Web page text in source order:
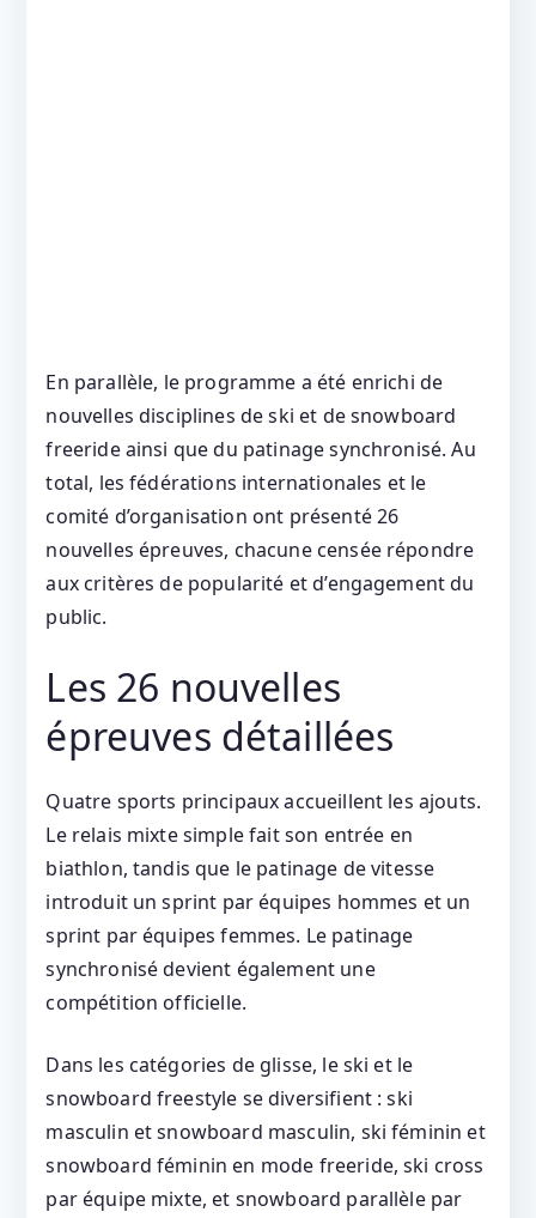
En parallèle, le programme a été enrichi de
nouvelles disciplines de ski et de snowboard
freeride ainsi que du patinage synchronisé. Au
total, les fédérations internationales et le
comité d’organisation ont présenté 26
nouvelles épreuves, chacune censée répondre
aux critères de popularité et d’engagement du
public.
Les 26 nouvelles
épreuves détaillées
Quatre sports principaux accueillent les ajouts.
Le relais mixte simple fait son entrée en
biathlon, tandis que le patinage de vitesse
introduit un sprint par équipes hommes et un
sprint par équipes femmes. Le patinage
synchronisé devient également une
compétition officielle.
Dans les catégories de glisse, le ski et le
snowboard freestyle se diversifient : ski
masculin et snowboard masculin, ski féminin et
snowboard féminin en mode freeride, ski cross
par équipe mixte, et snowboard parallèle par